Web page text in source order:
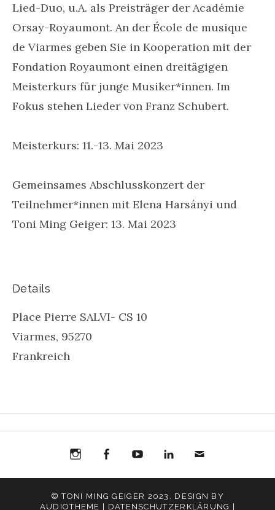
Lied-Duo, u.A. als Preisträger der Académie
Orsay-Royaumont. An der École de musique
de Viarmes geben Sie in Kooperation mit der
Fondation Royaumont einen dreitägigen
Meisterkurs für junge Musiker*innen. Im
Fokus stehen Lieder von Franz Schubert.
Meisterkurs: 11.-13. Mai 2023
Gemeinsames Abschlusskonzert der
Teilnehmer*innen mit Elena Harsányi und
Toni Ming Geiger: 13. Mai 2023
Details
Place Pierre SALVI- CS 10
Viarmes, 95270
Frankreich
Instagram
Toni
Ming
Toni
Ming
Mail
© TONI MING GEIGER 2023. DESIGN BY
AUDIOTHEME | DATENSCHUTZERKLÄRUNG |